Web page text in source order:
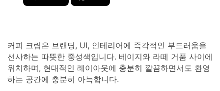
커피 크림은 브랜딩, UI, 인테리어에 즉각적인 부드러움을
선사하는 따뜻한 중성색입니다. 베이지와 라떼 거품 사이에
위치하며, 현대적인 레이아웃에 충분히 깔끔하면서도 환영
하는 공간에 충분히 아늑합니다.